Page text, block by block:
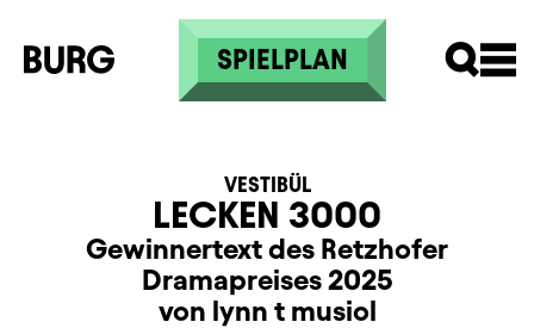
Direkt zum Inhalt
SPIELPLAN
LECKEN 3000
VESTIBÜL
Gewinnertext des Retzhofer
Dramapreises 2025
von lynn t musiol